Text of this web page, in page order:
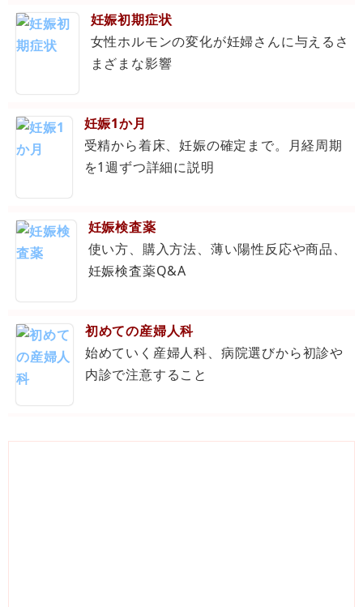
妊娠初期症状
女性ホルモンの変化が妊婦さんに与えるさ
まざまな影響
妊娠1か月
受精から着床、妊娠の確定まで。月経周期
を1週ずつ詳細に説明
妊娠検査薬
使い方、購入方法、薄い陽性反応や商品、
妊娠検査薬Q&A
初めての産婦人科
始めていく産婦人科、病院選びから初診や
内診で注意すること